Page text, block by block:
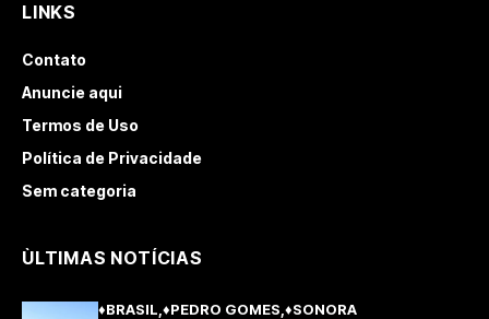
LINKS
Contato
Anuncie aqui
Termos de Uso
Política de Privacidade
Sem categoria
ÙLTIMAS NOTÍCIAS
♦BRASIL ♦PEDRO GOMES ♦SONORA